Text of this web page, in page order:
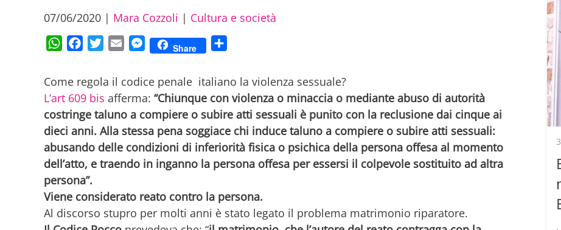
07/06/2020 | Mara Cozzoli | Cultura e società
WhatsAppFacebookTwitterEmail Messenger
Share
Come regola il codice penale italiano la violenza sessuale?
L’art 609 bis afferma: “Chiunque con violenza o minaccia o mediante abuso di autorità
costringe taluno a compiere o subire atti sessuali è punito con la reclusione dai cinque ai
dieci anni. Alla stessa pena soggiace chi induce taluno a compiere o subire atti sessuali:
abusando delle condizioni di inferiorità fisica o psichica della persona offesa al momento
dell’atto, e traendo in inganno la persona offesa per essersi il colpevole sostituito ad altra
persona”.
Viene considerato reato contro la persona.
Al discorso stupro per molti anni è stato legato il problema matrimonio riparatore.